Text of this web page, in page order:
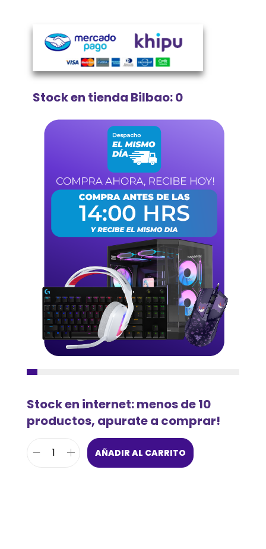
Stock en tienda Bilbao: 0
Stock en internet: menos de 10
productos, apurate a comprar!
AÑADIR AL CARRITO